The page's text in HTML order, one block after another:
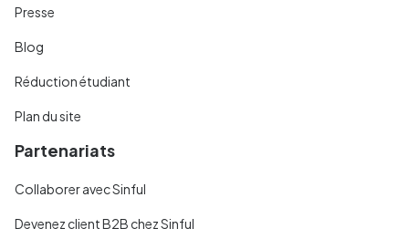
Presse
Blog
Réduction étudiant
Plan du site
Partenariats
Collaborer avec Sinful
Devenez client B2B chez Sinful